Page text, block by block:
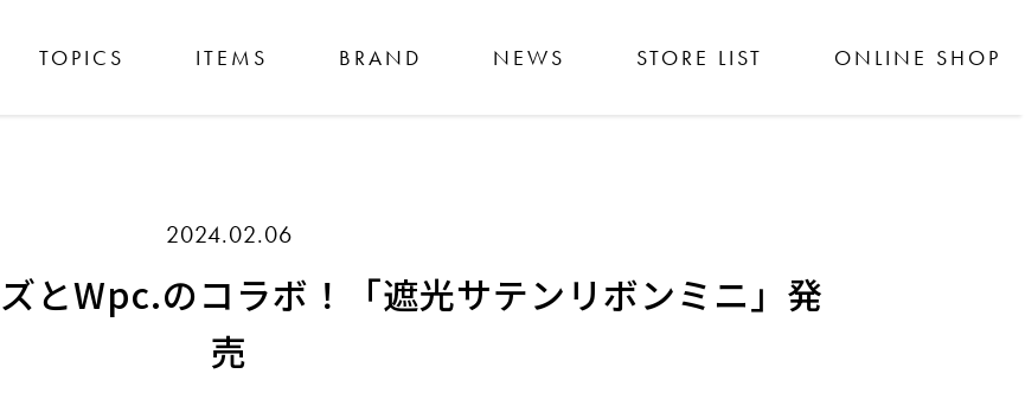
TOPICS ITEMS BRAND NEWS STORE LIST ONLINE SHOP
2024.02.06
とWpc.のコラボ！「遮光サテンリボンミニ」発
売